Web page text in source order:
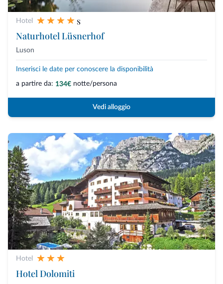
Hotel
s
Naturhotel Lüsnerhof
Luson
Inserisci le date per conoscere la disponibilità
a partire da: 134€ notte/persona
Vedi alloggio
Hotel
Hotel Dolomiti